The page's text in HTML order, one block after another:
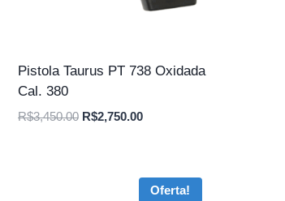
Pistola Taurus PT 738 Oxidada
Cal. 380
R$3,450.00 O
R$2,750.00O
R$2,750.00.
Oferta!